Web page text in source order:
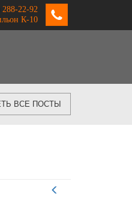
22-92
К-10
ВСЕ ПОСТЫ